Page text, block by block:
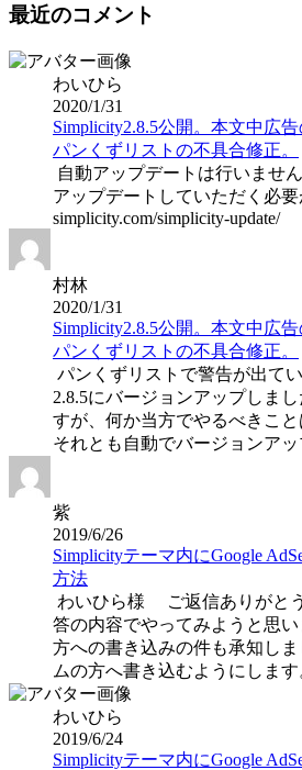
最近のコメント
わいひら
2020/1/31
Simplicity2.8.5公開。本文中広
パンくずリストの不具合修正。
自動アップデートは行いませ
アップデートしていただく必
simplicity.com/simplicity-update/
村林
2020/1/31
Simplicity2.8.5公開。本文中広
パンくずリストの不具合修正。
パンくずリストで警告が出て
2.8.5にバージョンアップしま
すが、何か当方でやるべきこ
それとも自動でバージョンアッ
紫
2019/6/26
Simplicityテーマ内にGoogle
方法
わいひら様 ご返信ありがと
答の内容でやってみようと思
方への書き込みの件も承知し
ムの方へ書き込むようにします
わいひら
2019/6/24
Simplicityテーマ内にGoogle